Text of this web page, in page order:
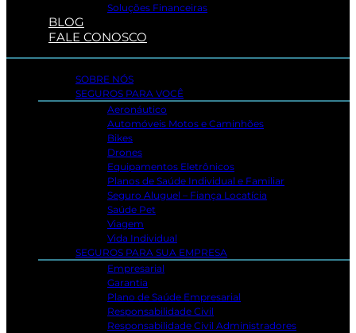
Soluções Financeiras
BLOG
FALE CONOSCO
SOBRE NÓS
SEGUROS PARA VOCÊ
Aeronáutico
Automóveis Motos e Caminhões
Bikes
Drones
Equipamentos Eletrônicos
Planos de Saúde Individual e Familiar
Seguro Aluguel – Fiança Locatícia
Saúde Pet
Viagem
Vida Individual
SEGUROS PARA SUA EMPRESA
Empresarial
Garantia
Plano de Saúde Empresarial
Responsabilidade Civil
Responsabilidade Civil Administradores